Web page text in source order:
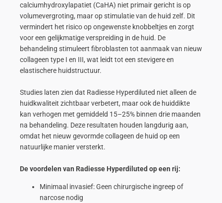
calciumhydroxylapatiet (CaHA) niet primair gericht is op
volumevergroting, maar op stimulatie van de huid zelf. Dit
vermindert het risico op ongewenste knobbeltjes en zorgt
voor een gelijkmatige verspreiding in de huid. De
behandeling stimuleert fibroblasten tot aanmaak van nieuw
collageen type I en III, wat leidt tot een stevigere en
elastischere huidstructuur.
Studies laten zien dat Radiesse Hyperdiluted niet alleen de
huidkwaliteit zichtbaar verbetert, maar ook de huiddikte
kan verhogen met gemiddeld 15–25% binnen drie maanden
na behandeling. Deze resultaten houden langdurig aan,
omdat het nieuw gevormde collageen de huid op een
natuurlijke manier versterkt.
De voordelen van Radiesse Hyperdiluted op een rij:
Minimaal invasief: Geen chirurgische ingreep of
narcose nodig